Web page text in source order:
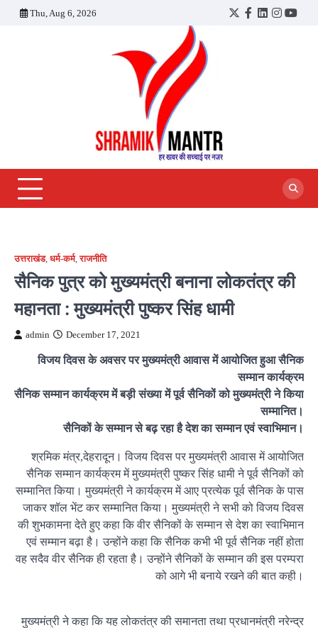
Thu, Aug 6, 2026
Twitter
Facebook
LinkedIn
उत्तराखंड, धर्म-कर्म,राजनीति
सैनिक पुत्र को मुख्यमंत्री बनाना लोकतंत्र की
महानता : मुख्यमंत्री पुष्कर सिंह धामी
admin December 17, 2021
विजय दिवस के अवसर पर मुख्यमंत्री आवास में आयोजित हुआ सैनिक
सम्मान कार्यक्रम
सैनिक सम्मान कार्यक्रम में बड़ी संख्या में पूर्व सैनिकों को मुख्यमंत्री ने किया
सम्मानित।
सैनिकों के सम्मान से बढ़ रहा है देश का सम्मान एवं स्वाभिमान।
श्रमिक मंत्र,देहरादून। विजय दिवस पर मुख्यमंत्री आवास में आयोजित
सैनिक सम्मान कार्यक्रम में मुख्यमंत्री पुष्कर सिंह धामी ने पूर्व सैनिकों को
सम्मानित किया। मुख्यमंत्री ने कार्यक्रम में आए प्रत्येक पूर्व सैनिक के पास
जाकर शॉल भेंट कर सम्मानित किया। मुख्यमंत्री ने सभी को विजय दिवस
की शुभकामना देते हुए कहा कि वीर सैनिकों के सम्मान से देश का स्वाभिमान
एवं सम्मान बढ़ा है। उन्होंने कहा कि सैनिक कभी भी पूर्व सैनिक नहीं होता
वह सदैव वीर सैनिक ही रहता है। उन्होंने सैनिकों के सम्मान की इस परम्परा
को आगे भी बनाये रखने की बात कही।
मुख्यमंत्री ने कहा कि यह लोकतंत्र की समानता तथा प्रधानमंत्री नरेन्द्र